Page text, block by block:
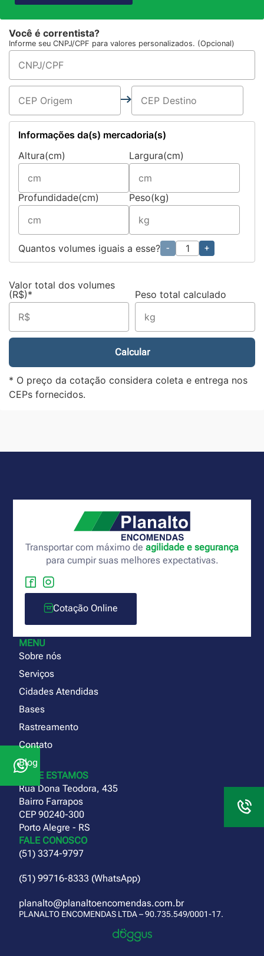
Você é correntista?
Informe seu CNPJ/CPF para valores personalizados. (Opcional)
Informações da(s) mercadoria(s)
Altura(cm)
Largura(cm)
Profundidade(cm) Peso(kg)
Quantos volumes iguais a esse? - +
Valor total dos volumes
(R$)*
Peso total calculado
Calcular
* O preço da cotação considera coleta e entrega nos
CEPs fornecidos.
Transportar com máximo de agilidade e segurança
para cumpir suas melhores expectativas.
Cotação Online
MENU
Sobre nós
Serviços
Cidades Atendidas
Bases
Rastreamento
Contato
Blog
ONDE ESTAMOS
Rua Dona Teodora, 435
Bairro Farrapos
CEP 90240-300
Porto Alegre - RS
FALE CONOSCO
(51) 3374-9797
(51) 99716-8333 (WhatsApp)
planalto@planaltoencomendas.com.br
PLANALTO ENCOMENDAS LTDA – 90.735.549/0001-17.